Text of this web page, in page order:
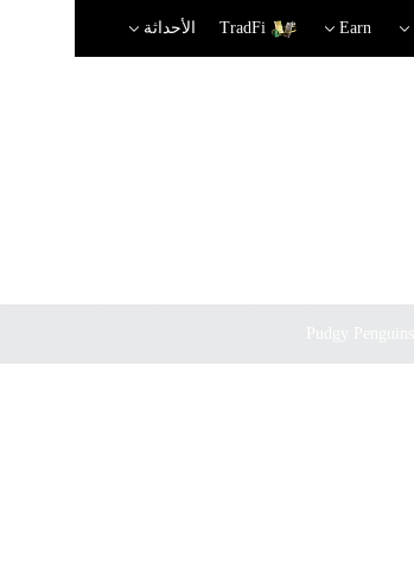
Earn
TradFi الأحداثة